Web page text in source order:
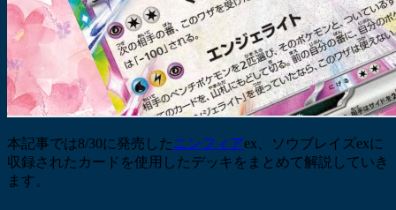
本記事では8/30に発売したニンフィアex、ソウブレイズexに
収録されたカードを使用したデッキをまとめて解説していき
ます。